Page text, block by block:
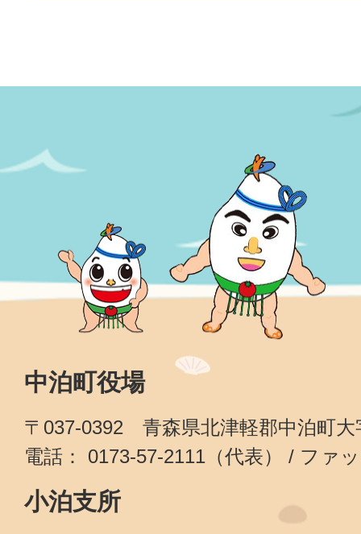
中泊町役場
〒037-0392 青森県北津軽郡中泊町大
電話： 0173-57-2111（代表） / ファ
小泊支所